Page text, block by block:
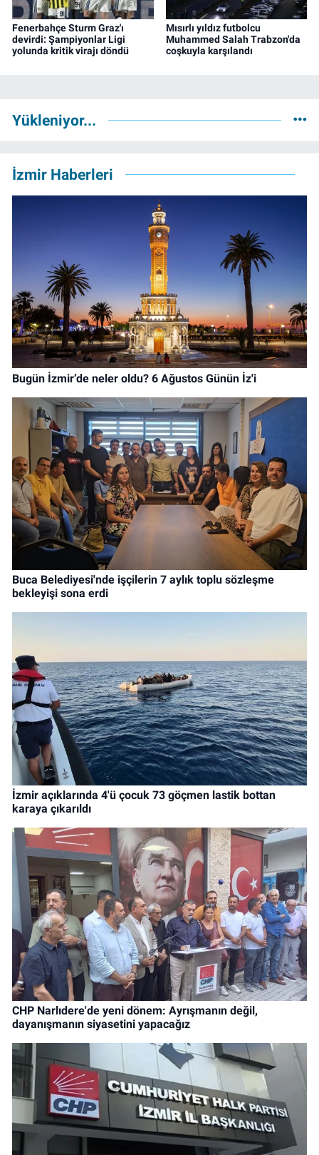
Fenerbahçe Sturm Graz'ı
devirdi: Şampiyonlar Ligi
yolunda kritik virajı döndü
Mısırlı yıldız futbolcu
Muhammed Salah Trabzon'da
coşkuyla karşılandı
Yükleniyor...
İzmir Haberleri
Bugün İzmir’de neler oldu? 6 Ağustos Günün İz'i
Buca Belediyesi'nde işçilerin 7 aylık toplu sözleşme
bekleyişi sona erdi
İzmir açıklarında 4'ü çocuk 73 göçmen lastik bottan
karaya çıkarıldı
CHP Narlıdere'de yeni dönem: Ayrışmanın değil,
dayanışmanın siyasetini yapacağız